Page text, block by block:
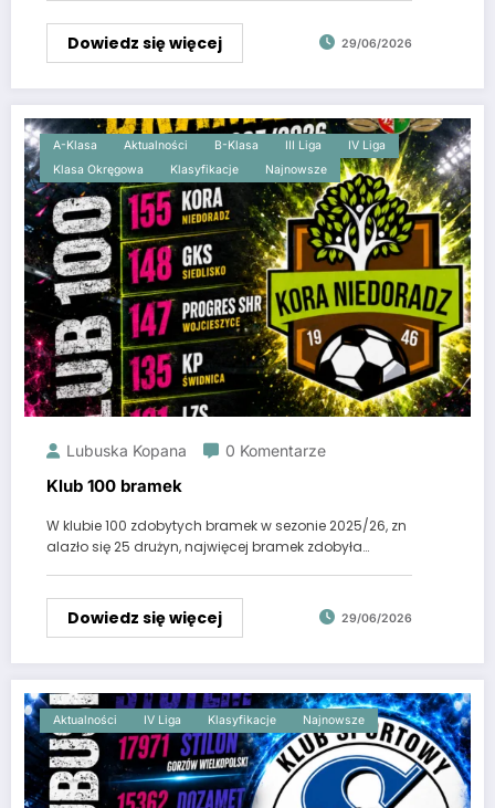
Dowiedz się więcej 29/06/2026
A-Klasa Aktualności B-Klasa III Liga
IV Liga
Klasa Okręgowa
Klasyfikacje Najnowsze
Lubuska Kopana 0 Komentarze
Klub 100 bramek
W klubie 100 zdobytych bramek w sezonie 2025/26, zn
alazło się 25 drużyn, najwięcej bramek zdobyła…
Dowiedz się więcej 29/06/2026
Aktualności IV Liga Klasyfikacje Najnowsze